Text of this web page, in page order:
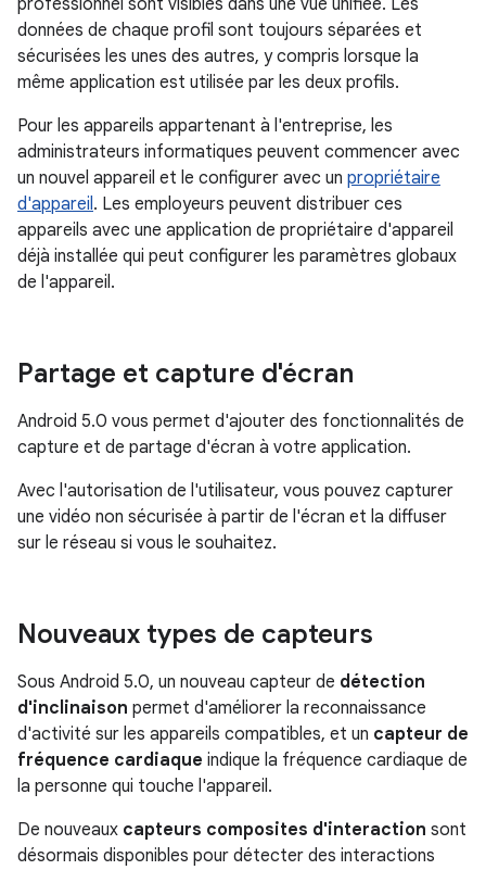
professionnel sont visibles dans une vue unifiée. Les
données de chaque profil sont toujours séparées et
sécurisées les unes des autres, y compris lorsque la
même application est utilisée par les deux profils.
Pour les appareils appartenant à l'entreprise, les
administrateurs informatiques peuvent commencer avec
un nouvel appareil et le configurer avec un propriétaire
d'appareil. Les employeurs peuvent distribuer ces
appareils avec une application de propriétaire d'appareil
déjà installée qui peut configurer les paramètres globaux
de l'appareil.
Partage et capture d'écran
Android 5.0 vous permet d'ajouter des fonctionnalités de
capture et de partage d'écran à votre application.
Avec l'autorisation de l'utilisateur, vous pouvez capturer
une vidéo non sécurisée à partir de l'écran et la diffuser
sur le réseau si vous le souhaitez.
Nouveaux types de capteurs
Sous Android 5.0, un nouveau capteur de détection
d'inclinaison permet d'améliorer la reconnaissance
d'activité sur les appareils compatibles, et un capteur de
fréquence cardiaque indique la fréquence cardiaque de
la personne qui touche l'appareil.
De nouveaux capteurs composites d'interaction sont
désormais disponibles pour détecter des interactions